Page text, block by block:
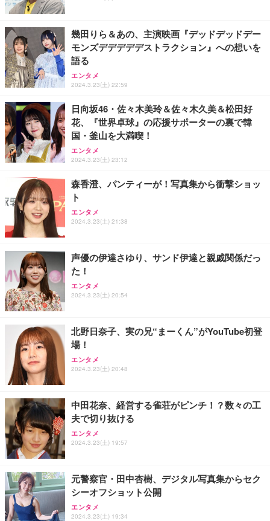
務用 おしゃれ パソコンチェア (ホワイト)
ANDWINT オフィスチェア デスクチェア 肘なし メ
ッシュ 通気性 ランバーサポート付き 腰サポート ガ
ス圧無段階昇降 360度回転 キャスター付き コンパク
ト 幅52×奥行58.5×高さ84～96cm テレワーク 在宅
￥4,139
【MiniLED/24.5inch/280Hz/FHD】GRAPHT THE S
HOOTER Gaming Monitor 24” Essential ゲーミン
グモニター QD 24.5インチ 1ms FHD 量子ドット 残
像低減 (3年保証 | 輝点保証 | 日本メーカー)
￥34,980
アイリスオーヤマ ペットシーツ 超厚型 お徳用 レギ
ュラー 200枚入【Amazon.co.jp限定】
￥3,731
幾田りら＆あの、主演映画『デッドデッドデー
モンズデデデデデストラクション』への想いを
語る
エンタメ
2024.3.23(土) 22:59
日向坂46・佐々木美玲＆佐々木久美＆松田好
花、『世界卓球』の応援サポーターの裏で韓
国・釜山を大満喫！
エンタメ
2024.3.23(土) 23:12
森香澄、パンティーが！写真集から衝撃ショッ
ト
エンタメ
2024.3.23(土) 21:38
声優の伊達さゆり、サンド伊達と親戚関係だっ
た！
エンタメ
2024.3.23(土) 20:54
北野日奈子、実の兄“まーくん”がYouTube初登
場！
エンタメ
2024.3.23(土) 20:48
中田花奈、経営する雀荘がピンチ！？数々の工
夫で切り抜ける
エンタメ
2024.3.23(土) 19:57
元警察官・田中杏樹、デジタル写真集からセク
シーオフショット公開
エンタメ
2024.3.23(土) 19:34